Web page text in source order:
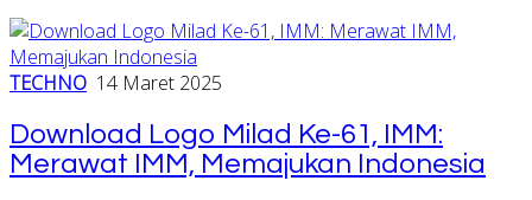
TECHNO 14 Maret 2025
Download Logo Milad Ke-61, IMM:
Merawat IMM, Memajukan Indonesia